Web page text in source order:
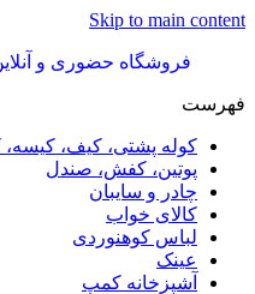
Skip to main content
فروشگاه حضوری و
فهرست
کوله پشتی، کیف،
پوتین، کفش، صندل
چادر و سایبان
کالای خواب
لباس کوهنوردی
عینک
آشپزخانه کمپ